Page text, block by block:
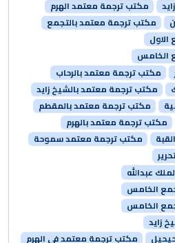
مكتب ترجمة معتمد الهرم
مكتب ترجمة معتمد بالتجمع
الخامس
مكتب ترجمة معتمد بالرحاب
مكتب ترجمة معتمد بالشيخ زايد
مكتب ترجمة معتمد بالمقطم
مكتب ترجمة معتمد بالهرم
مكتب ترجمة معتمد سموحة
عبدالله
الخامس
الخامس
زايد
مكتب ترجمة معتمد في الهرم